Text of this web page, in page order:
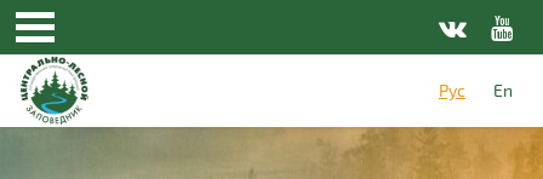
Перейти к основному содержанию
Рус
En